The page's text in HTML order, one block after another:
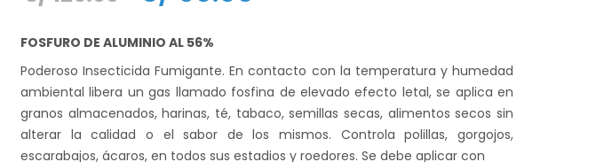
original
era:
S/ 125.00.
es:
S/ 90.00.
FOSFURO DE ALUMINIO AL 56%
Poderoso Insecticida Fumigante. En contacto con la temperatura y humedad
ambiental libera un gas llamado fosfina de elevado efecto letal, se aplica en
granos almacenados, harinas, té, tabaco, semillas secas, alimentos secos sin
alterar la calidad o el sabor de los mismos. Controla polillas, gorgojos,
escarabajos, ácaros, en todos sus estadios y roedores. Se debe aplicar con